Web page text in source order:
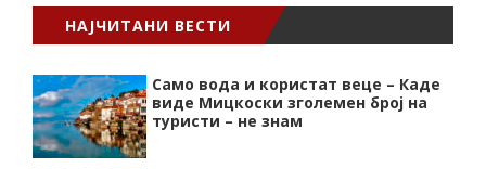
НАЈЧИТАНИ ВЕСТИ
Само вода и користат веце – Каде
виде Мицкоски зголемен број на
туристи – не знам